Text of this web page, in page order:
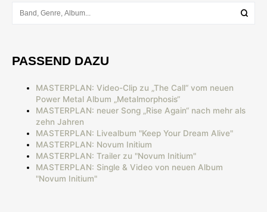
PASSEND DAZU
MASTERPLAN: Video-Clip zu „The Call“ vom neuen
Power Metal Album „Metalmorphosis“
MASTERPLAN: neuer Song „Rise Again“ nach mehr als
zehn Jahren
MASTERPLAN: Livealbum "Keep Your Dream Alive"
MASTERPLAN: Novum Initium
MASTERPLAN: Trailer zu "Novum Initium"
MASTERPLAN: Single & Video von neuen Album
"Novum Initium"